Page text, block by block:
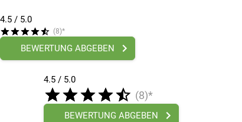
4.5 / 5.0
(8)*
BEWERTUNG ABGEBEN
4.5 / 5.0
(8)*
BEWERTUNG ABGEBEN